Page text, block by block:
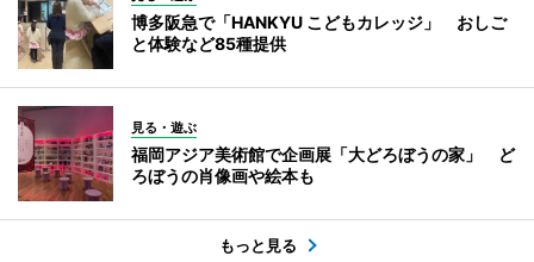
博多阪急で「HANKYU こどもカレッジ」 おしご
と体験など85種提供
見る・遊ぶ
福岡アジア美術館で企画展「大どろぼうの家」 ど
ろぼうの肖像画や絵本も
もっと見る